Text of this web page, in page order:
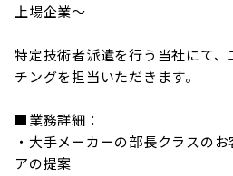
上場企業～
特定技術者派遣を行う当社にて
チングを担当いただきます。
■業務詳細：
・大手メーカーの部長クラスの
アの提案